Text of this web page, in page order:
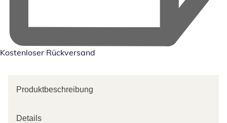
Kostenloser Rückversand
Produktbeschreibung
Details